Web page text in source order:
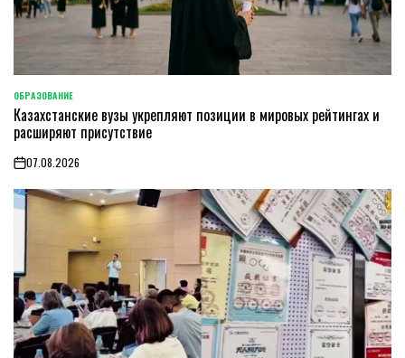
POSTED
IN
ОБРАЗОВАНИЕ
Казахстанские вузы укрепляют позиции в мировых рейтингах и
расширяют присутствие
on07.08.2026